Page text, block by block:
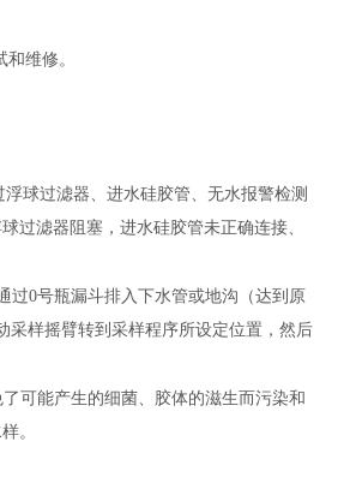
维修。
球过滤器、进水硅胶管、无水报警检测
过滤器阻塞，进水硅胶管未正确连接、
过0号瓶漏斗排入下水管或地沟（达到原
采样摇臂转到采样程序所设定位置，然后
可能产生的细菌、胶体的滋生而污染和
。